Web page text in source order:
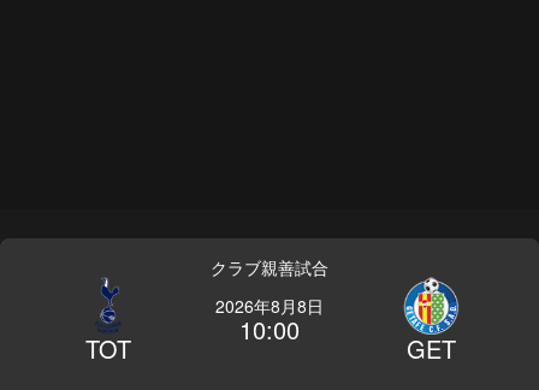
クラブ親善試合
TOT
2026年8月8日
10:00
GET